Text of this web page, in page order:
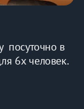
посуточно в
6х человек.